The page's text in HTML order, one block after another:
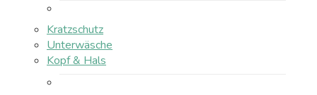
Kratzschutz
Unterwäsche
Kopf & Hals